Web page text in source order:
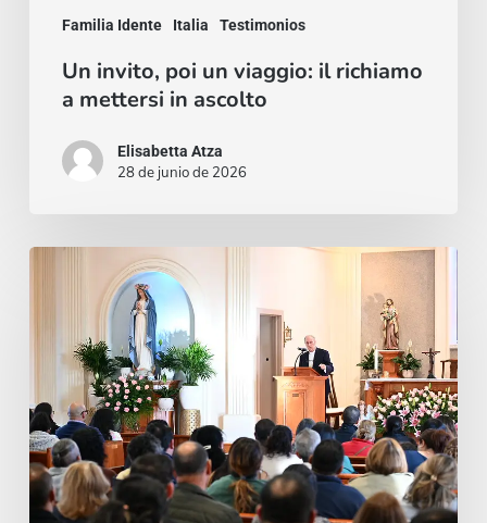
Familia Idente Italia Testimonios
Un invito, poi un viaggio: il richiamo
a mettersi in ascolto
Elisabetta Atza
28 de junio de 2026
podía
respirar:
la
Familia